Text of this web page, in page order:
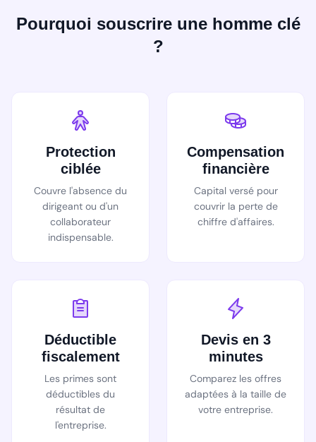
Pourquoi souscrire une homme clé
?
Protection
ciblée
Couvre l'absence du
dirigeant ou d'un
collaborateur
indispensable.
Compensation
financière
Capital versé pour
couvrir la perte de
chiffre d'affaires.
Déductible
fiscalement
Les primes sont
déductibles du
résultat de
l'entreprise.
Devis en 3
minutes
Comparez les offres
adaptées à la taille de
votre entreprise.